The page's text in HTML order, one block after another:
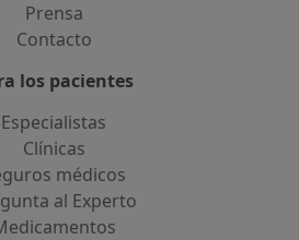
Prensa
Contacto
los pacientes
Especialistas
Clínicas
médicos
al Experto